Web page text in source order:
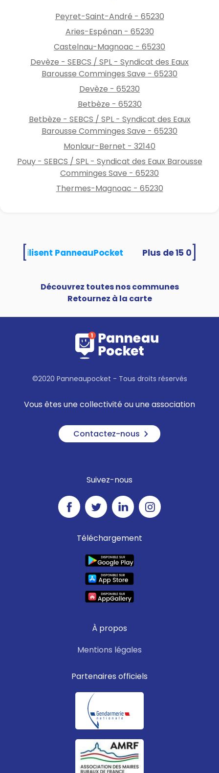
rubriques : eau\ressources en
eau et eau\avis de
perturbation
Peyret-Saint-André - 65230
Aries-Espénan - 65230
Castelnau-Magnoac - 65230
Devèze - SEBCS / SPL - Syndicat des Eaux
Barousse Comminges Save - 65230
Devèze - 65230
Betbèze - 65230
Betbèze - SEBCS / SPL - Syndicat des Eaux
Barousse Comminges Save - 65230
Monlaur-Bernet - 32140
Pouy - SEBCS / SPL - Syndicat des Eaux Barousse
Comminges Save - 65230
Thermes-Magnoac - 65230
utilisent PanneauPocket
Découvrez toutes nos communes
Retournez à la carte
©2020 Panneaupocket - Tous droits réservés
Vous êtes une collectivité ou une association
Contactez-nous
Suivez-nous
Téléchargement
À propos
Mentions légales
Partenaires officiels